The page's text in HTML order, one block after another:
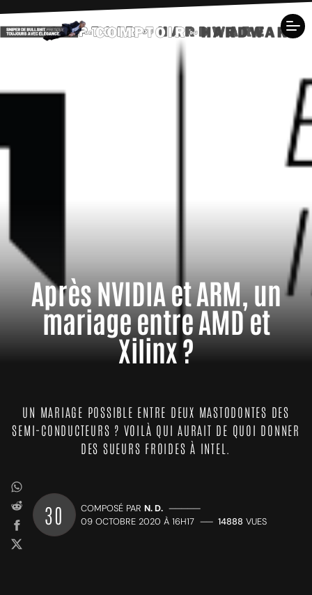
Après NVIDIA et ARM, un
mariage entre AMD et
Xilinx ?
UN MARIAGE POSSIBLE ENTRE DEUX MASTODONTES DES
SEMI-CONDUCTEURS ? VOILÀ QUI AURAIT DE QUOI DONNER
DES SUEURS FROIDES À INTEL.
30 COMPOSÉ PAR N. D. —————
09 OCTOBRE 2020 À 16H17 —— 14888 VUES